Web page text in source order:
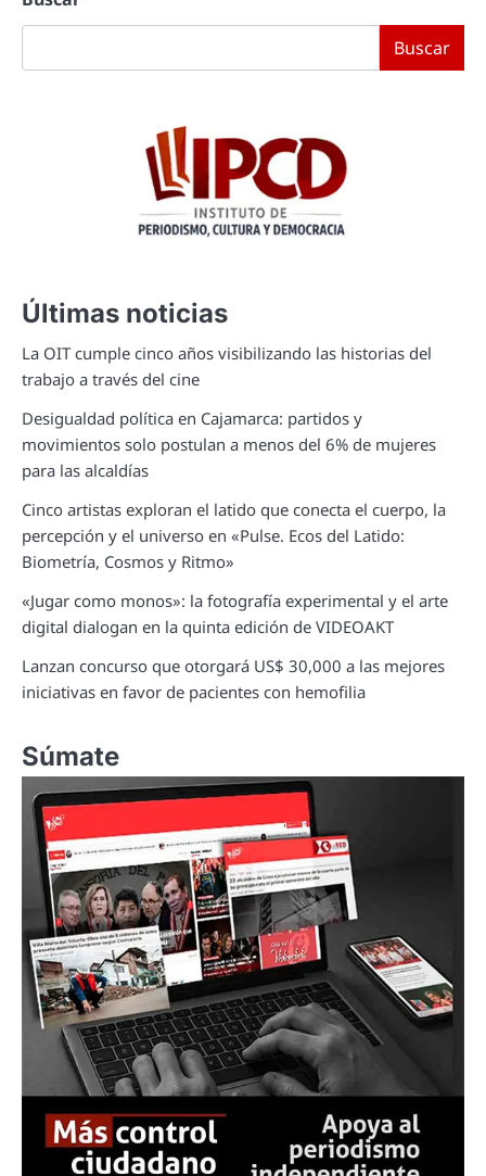
Buscar
Últimas noticias
La OIT cumple cinco años visibilizando las historias del
trabajo a través del cine
Desigualdad política en Cajamarca: partidos y
movimientos solo postulan a menos del 6% de mujeres
para las alcaldías
Cinco artistas exploran el latido que conecta el cuerpo, la
percepción y el universo en «Pulse. Ecos del Latido:
Biometría, Cosmos y Ritmo»
«Jugar como monos»: la fotografía experimental y el arte
digital dialogan en la quinta edición de VIDEOAKT
Lanzan concurso que otorgará US$ 30,000 a las mejores
iniciativas en favor de pacientes con hemofilia
Súmate